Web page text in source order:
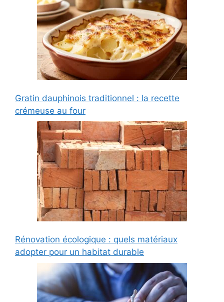
Gratin dauphinois traditionnel : la recette
crémeuse au four
Rénovation écologique : quels matériaux
adopter pour un habitat durable